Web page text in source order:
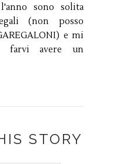
sono solita
(non posso
e mi
farvi avere un
STORY